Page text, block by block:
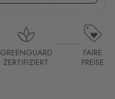
GREENGUARD
ZERTIFIZIERT
FAIRE
PREISE